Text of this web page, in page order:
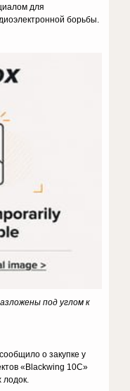
для
борьбы.
под углом к
о закупке у
«Blackwing 10C»
лодок.